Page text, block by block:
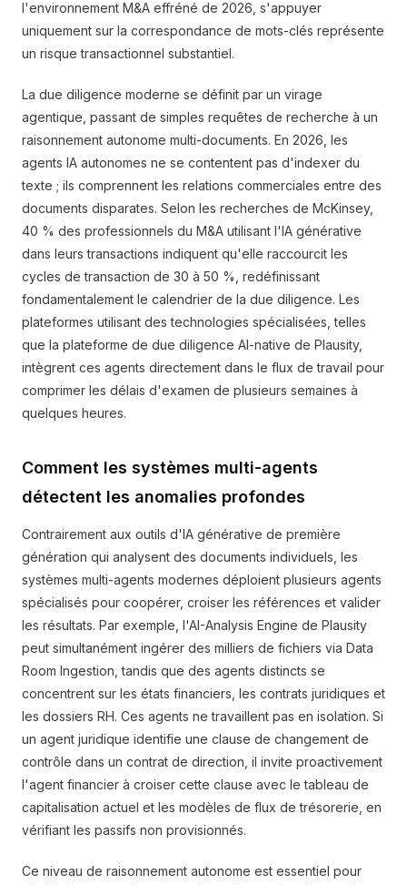
l'environnement M&A effréné de 2026, s'appuyer
uniquement sur la correspondance de mots-clés représente
un risque transactionnel substantiel.
La due diligence moderne se définit par un virage
agentique, passant de simples requêtes de recherche à un
raisonnement autonome multi-documents. En 2026, les
agents IA autonomes ne se contentent pas d'indexer du
texte ; ils comprennent les relations commerciales entre des
documents disparates. Selon les recherches de McKinsey,
40 % des professionnels du M&A utilisant l'IA générative
dans leurs transactions indiquent qu'elle raccourcit les
cycles de transaction de 30 à 50 %, redéfinissant
fondamentalement le calendrier de la due diligence. Les
plateformes utilisant des technologies spécialisées, telles
que la plateforme de due diligence AI-native de Plausity,
intègrent ces agents directement dans le flux de travail pour
comprimer les délais d'examen de plusieurs semaines à
quelques heures.
Comment les systèmes multi-agents
détectent les anomalies profondes
Contrairement aux outils d'IA générative de première
génération qui analysent des documents individuels, les
systèmes multi-agents modernes déploient plusieurs agents
spécialisés pour coopérer, croiser les références et valider
les résultats. Par exemple, l'AI-Analysis Engine de Plausity
peut simultanément ingérer des milliers de fichiers via Data
Room Ingestion, tandis que des agents distincts se
concentrent sur les états financiers, les contrats juridiques et
les dossiers RH. Ces agents ne travaillent pas en isolation. Si
un agent juridique identifie une clause de changement de
contrôle dans un contrat de direction, il invite proactivement
l'agent financier à croiser cette clause avec le tableau de
capitalisation actuel et les modèles de flux de trésorerie, en
vérifiant les passifs non provisionnés.
Ce niveau de raisonnement autonome est essentiel pour